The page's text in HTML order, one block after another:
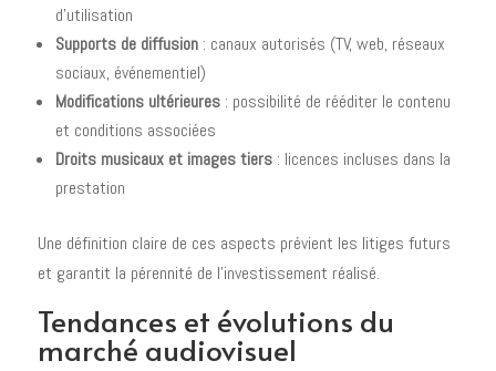
d'utilisation
Supports de diffusion: canaux autorisés (TV, web, réseaux
sociaux, événementiel)
Modifications ultérieures: possibilité de rééditer le contenu
et conditions associées
Droits musicaux et images tiers: licences incluses dans la
prestation
Une définition claire de ces aspects prévient les litiges futurs
et garantit la pérennité de l'investissement réalisé.
Tendances et évolutions du
marché audiovisuel